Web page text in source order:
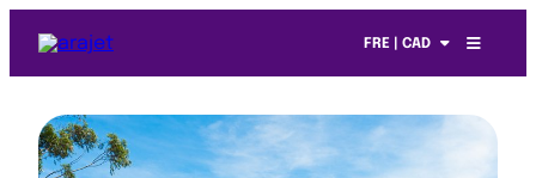
FRE | CAD